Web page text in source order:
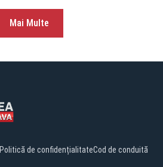
Mai Multe
Politică de confidențialitateCod de conduită